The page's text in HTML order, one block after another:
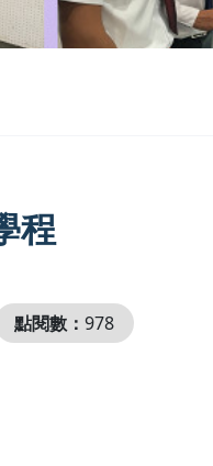
程
點閱數： 978